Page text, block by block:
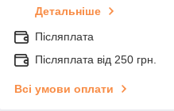
Детальніше
Післяплата
Післяплата від 250 грн.
Всі умови оплати